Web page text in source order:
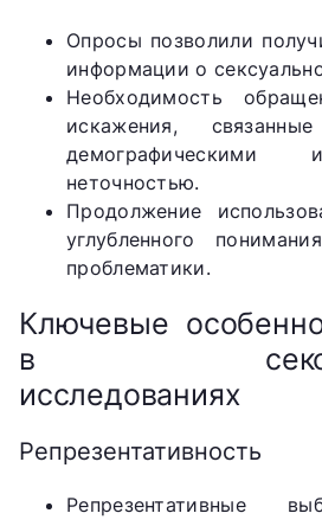
Опросы позволили
информации о
Необходимость
искажения,
демографическими
неточностью.
Продолжение
углубленного
проблематики.
Ключевые
в
исследованиях
Репрезентативность
Репрезентативные